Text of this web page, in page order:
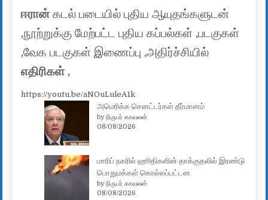
ஈரான்கடல் படையில் புதிய ஆயுதங்களுடன்
,நூற்றுக்கு மேற்பட்ட புதிய கப்பல்கள் ,படகுகள்
,வேக படகுகள் இணைப்பு ,அதிர்ச்சியில்
எதிரிகள்,
https://youtu.be/aNOuLuleA1k
அமெரிக்க செனட்டர்கள் தீர்மானம்
by நிருபர் காவலன்
08/08/2026
மாரிப் நகரில் ஹூதிகளின் தாக்குதலில் இரண்டு
பொதுமக்கள் கொல்லப்பட்டன
by நிருபர் காவலன்
08/08/2026